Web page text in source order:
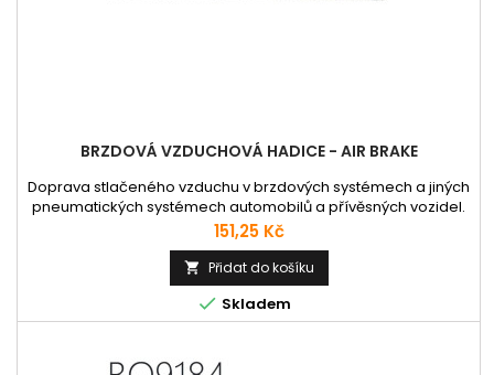
BRZDOVÁ VZDUCHOVÁ HADICE - AIR BRAKE
Doprava stlačeného vzduchu v brzdových systémech a jiných
pneumatických systémech automobilů a přívěsných vozidel.
Množství hadicoviny udávejte v celých metrech. Uvedená
cena za m platí při nákupu celého balení. Při nákupu menším,
než celé balení účtujeme manipulační poplatek viz. odkaz
SLUŽBY
Cena
151,25 Kč
 Přidat do košíku
 Skladem